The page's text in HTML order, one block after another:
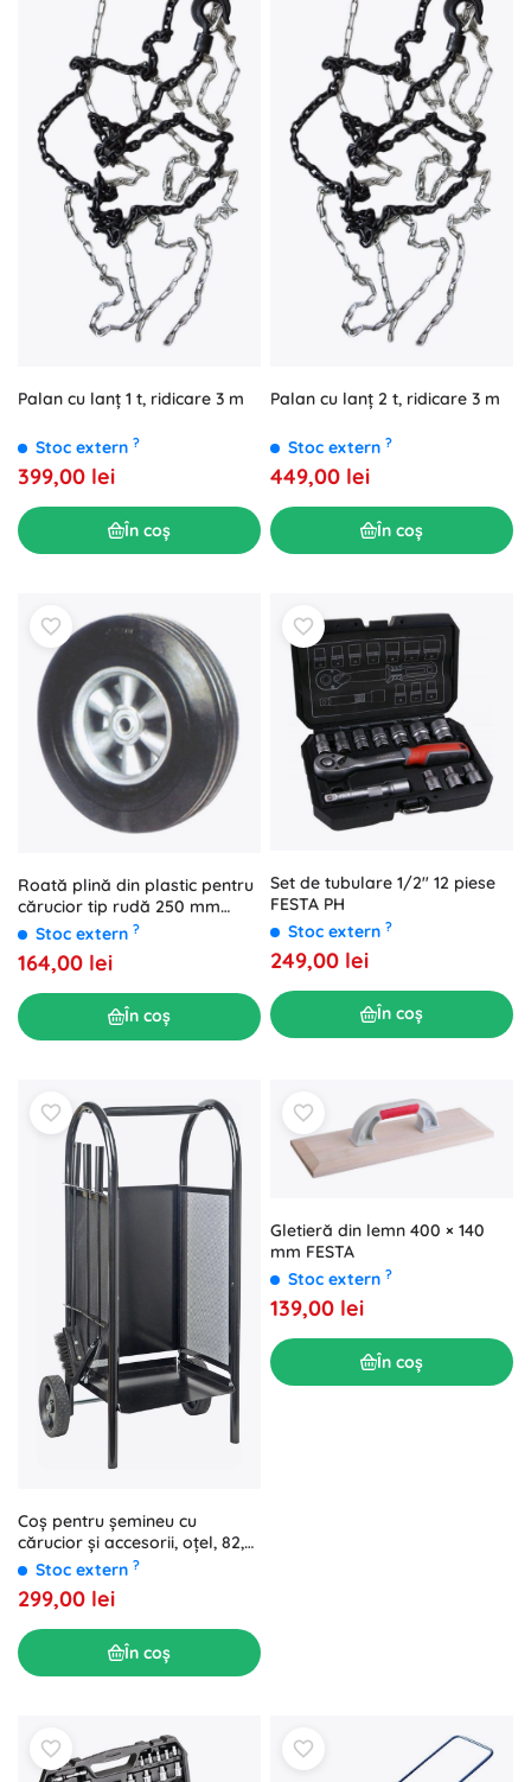
Palan cu lanț 1 t, ridicare 3 m
Stoc extern ?
399,00 lei
În coș
Palan cu lanț 2 t, ridicare 3 m
Stoc extern ?
449,00 lei
În coș
Roată plină din plastic pentru
cărucior tip rudă 250 mm
(pereche)
Stoc extern ?
164,00 lei
În coș
Set de tubulare 1/2" 12 piese
FESTA PH
Stoc extern ?
249,00 lei
În coș
Coș pentru șemineu cu
cărucior și accesorii, oțel, 82,5
cmStoc extern ?
299,00 lei
În coș
Gletieră din lemn 400 × 140
mm FESTA
Stoc extern ?
139,00 lei
În coș